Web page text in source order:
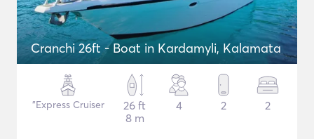
Cranchi 26ft - Boat in Kardamyli, Kalamata
"Express Cruiser
26 ft
8 m
4 2 2